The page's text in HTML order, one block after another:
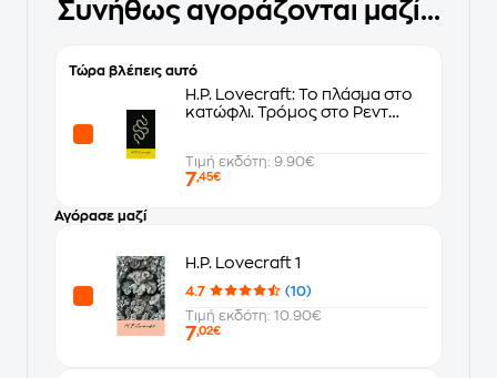
Συνήθως αγοράζονται μαζί...
Τώρα βλέπεις αυτό
H.P. Lovecraft: Το πλάσμα στο
κατώφλι. Τρόμος στο Ρεντ
Τιμή εκδότη: 9.90€
7,45€
Αγόρασε μαζί
H.P. Lovecraft 1
4.7
(10)
Τιμή εκδότη: 10.90€
7,02€